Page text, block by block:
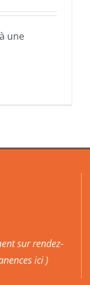
une
sur rendez-
ici )